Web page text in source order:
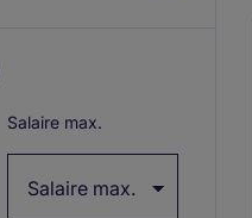
Salaire max.